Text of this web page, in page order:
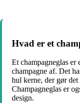
Hvad er et
Et champagneglas er
champagne af. Det
hul kerne, der gør
Champagneglas er
design.